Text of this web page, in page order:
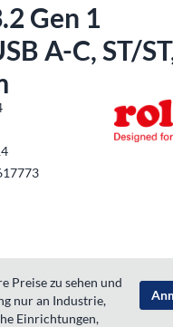
Gen 1
A-C, ST/
Preise zu sehen und
nur an Industrie,
Einrichtungen,